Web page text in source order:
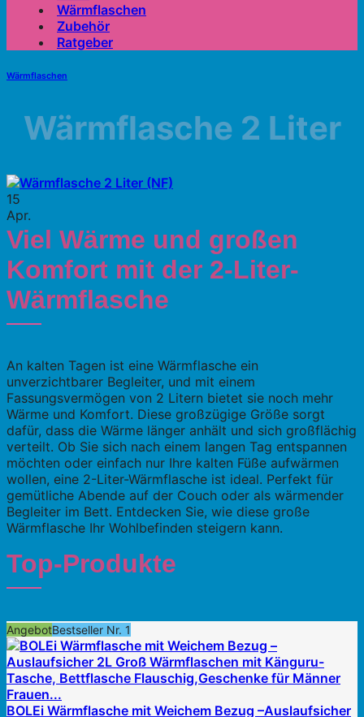
Wärmflaschen
Zubehör
Ratgeber
Wärmflaschen
Wärmflasche 2 Liter
15
Apr.
Viel Wärme und großen
Komfort mit der 2-Liter-
Wärmflasche
An kalten Tagen ist eine Wärmflasche ein
unverzichtbarer Begleiter, und mit einem
Fassungsvermögen von 2 Litern bietet sie noch mehr
Wärme und Komfort. Diese großzügige Größe sorgt
dafür, dass die Wärme länger anhält und sich großflächig
verteilt. Ob Sie sich nach einem langen Tag entspannen
möchten oder einfach nur Ihre kalten Füße aufwärmen
wollen, eine 2-Liter-Wärmflasche ist ideal. Perfekt für
gemütliche Abende auf der Couch oder als wärmender
Begleiter im Bett. Entdecken Sie, wie diese große
Wärmflasche Ihr Wohlbefinden steigern kann.
Top-Produkte
AngebotBestseller Nr. 1
BOLEi Wärmflasche mit Weichem Bezug –Auslaufsicher